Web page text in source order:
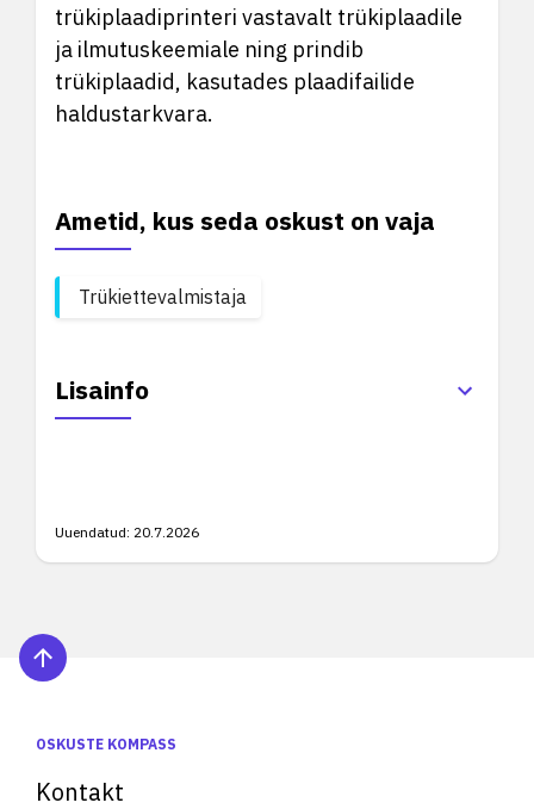
trükiplaadiprinteri vastavalt trükiplaadile
ja ilmutuskeemiale ning prindib
trükiplaadid, kasutades plaadifailide
haldustarkvara.
Ametid, kus seda oskust on vaja
Trükiettevalmistaja
Lisainfo
Uuendatud: 20.7.2026
OSKUSTE KOMPASS
Kontakt